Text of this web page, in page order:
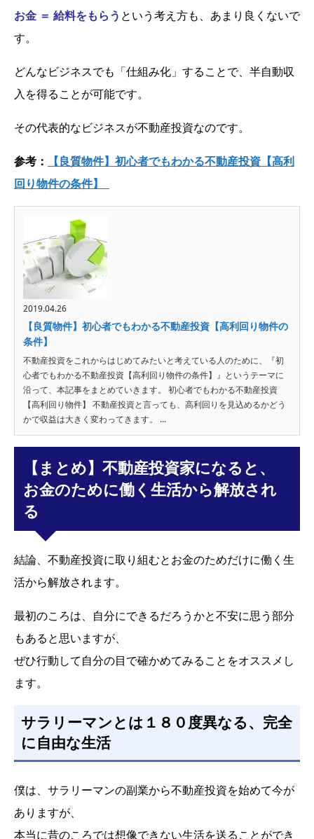
お金 ＝ 給料をもらう という考え方も、あまり良くないで
す。
どんなビジネスでも「仕組み化」することで、半自動収
入を得ることが可能です。
その代表的なビジネスが不動産投資なのです。
参考：
【良質物件】初心者でもわかる不動産投資【高利
回り物件の条件】
2019.04.26
【良質物件】初心者でもわかる不動産投資【高利回り物件の
条件】
不動産投資をこれからはじめてみたいと考えている人のために、『初
心者でもわかる不動産投資【高利回り物件の条件】』というテーマに
沿って、本記事をまとめていきます。 初心者でもわかる不動産投資
【高利回り物件】 不動産投資と言っても、高利回りを見込めるかどう
かで収益は大きく変わってきます。 ...
【まとめ】不動産投資家になると、
お金のために働く生活から解放され
る
結論、不動産投資に取り組むとお金のためだけに働く生
活から解放されます。
最初のころは、自分にできるだろうかと不安に思う部分
もあると思いますが、
ぜひ行動して自分の目で確かめてみることをオススメし
ます。
サラリーマンとは１８０度異なる、完全
に自由な生活
僕は、サラリーマンの副業から不動産投資を始めて今が
ありますが、
本当に昔のころでは想像できない生活を送ることができ